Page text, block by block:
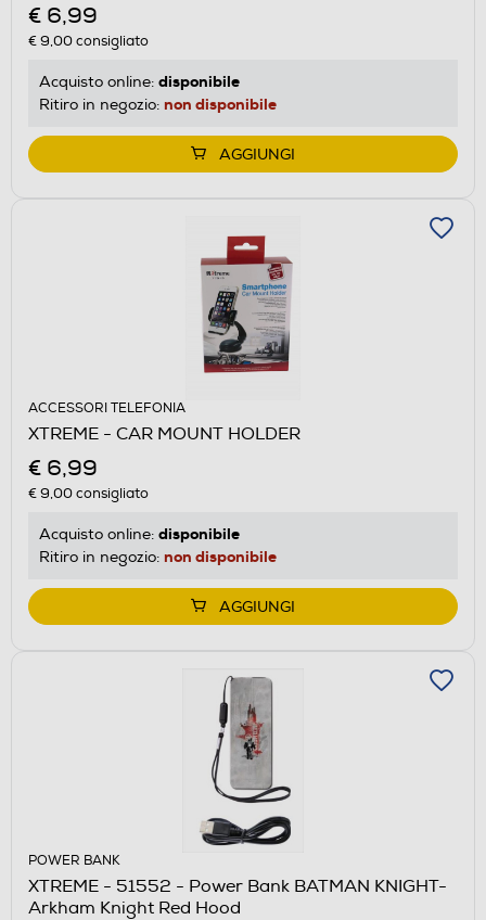
€ 6,99
€ 9,00consigliato
Acquisto online: disponibile
Ritiro in negozio: non disponibile
AGGIUNGI
ACCESSORI TELEFONIA
XTREME - CAR MOUNT HOLDER
€ 6,99
€ 9,00consigliato
Acquisto online: disponibile
Ritiro in negozio: non disponibile
AGGIUNGI
POWER BANK
XTREME - 51552 - Power Bank BATMAN KNIGHT-
Arkham Knight Red Hood